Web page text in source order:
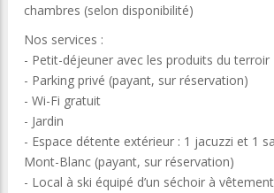
chambres (selon disponibilité)
Nos services :
- Petit-déjeuner avec les produits du terroir
- Parking privé (payant, sur réservation)
- Wi-Fi gratuit
- Jardin
- Espace détente extérieur : 1 jacuzzi et 1
Mont-Blanc (payant, sur réservation)
- Local à ski équipé d’un séchoir à